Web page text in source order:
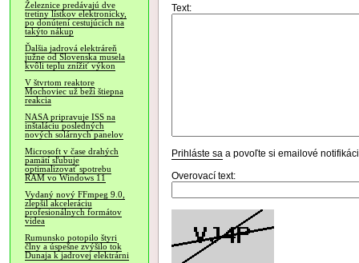
Železnice predávajú dve
tretiny lístkov elektronicky,
po donútení cestujúcich na
takýto nákup
Ďalšia jadrová elektráreň
južne od Slovenska musela
kvôli teplu znížiť výkon
V štvrtom reaktore
Mochoviec už beží štiepna
reakcia
NASA pripravuje ISS na
inštaláciu posledných
nových solárnych panelov
Microsoft v čase drahých
pamätí sľubuje
optimalizovať spotrebu
RAM vo Windows 11
Vydaný nový FFmpeg 9.0,
zlepšil akceleráciu
profesionálnych formátov
videa
Rumunsko potopilo štyri
člny a úspešne zvýšilo tok
Dunaja k jadrovej elektrárni
Text:
Prihláste sa a povoľte si emailové
Overovací text: